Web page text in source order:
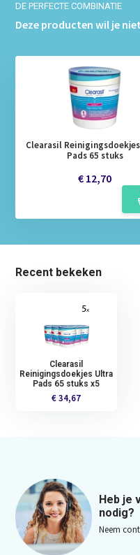
DE PERFECTE COMBINATIE
Deze producten wil je
Clearasil
Pads 65 stuks
€ 12,70
Recent bekeken
Clearasil
Reinigingsdoekjes Ultra
Pads 65 stuks x5
€ 34,67
Heb je
nodig?
Neem